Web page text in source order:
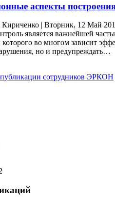
аспекты
| Вторник, 12 Май
является важнейшей
во многом зависит
но и предупреждать…
сотрудников ЭРКОН